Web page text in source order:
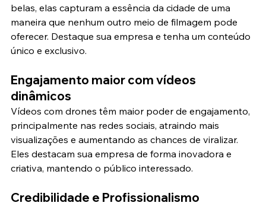
belas, elas capturam a essência da cidade de uma
maneira que nenhum outro meio de filmagem pode
oferecer. Destaque sua empresa e tenha um conteúdo
único e exclusivo.
Engajamento maior com vídeos
dinâmicos
Vídeos com drones têm maior poder de engajamento,
principalmente nas redes sociais, atraindo mais
visualizações e aumentando as chances de viralizar.
Eles destacam sua empresa de forma inovadora e
criativa, mantendo o público interessado.
Credibilidade e Profissionalismo